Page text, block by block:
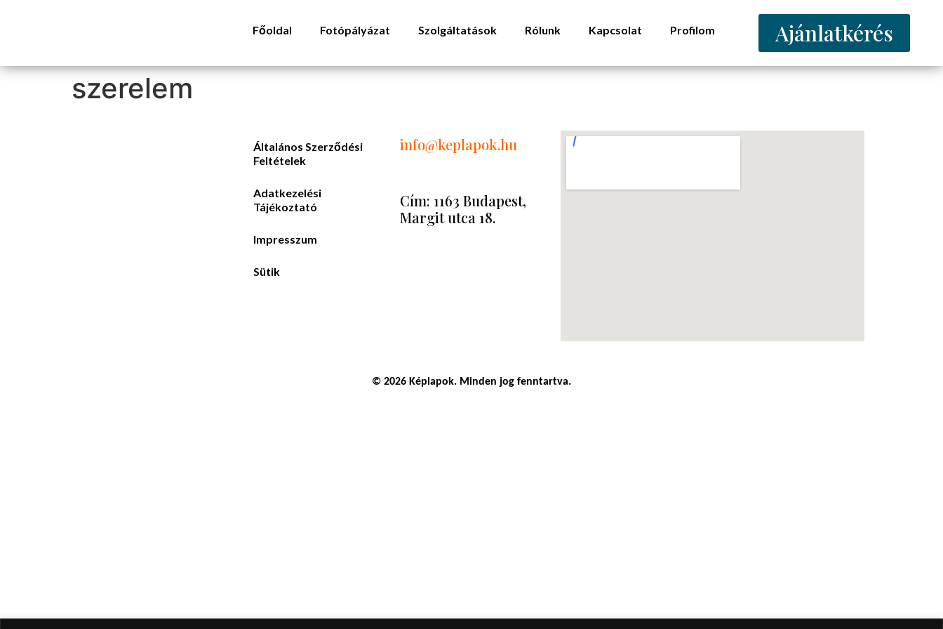
Főoldal Fotópályázat Szolgáltatások Rólunk Kapcsolat Profilom Ajánlatkérés
szerelem
Általános Szerződési
Feltételek
Adatkezelési
Tájékoztató
Impresszum
Sütik
info@keplapok.hu
Cím: 1163 Budapest,
Margit utca 18.
© 2026 Képlapok. Minden jog fenntartva.